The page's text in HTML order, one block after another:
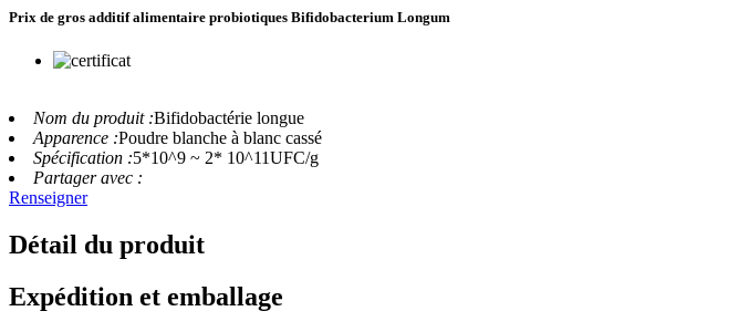
Prix ​​de gros additif alimentaire probiotiques Bifidobacterium Longum
Nom du produit :Bifidobactérie longue
Apparence :Poudre blanche à blanc cassé
Spécification :5*10^9 ~ 2* 10^11UFC/g
Partager avec :
Renseigner
Détail du produit
Expédition et emballage